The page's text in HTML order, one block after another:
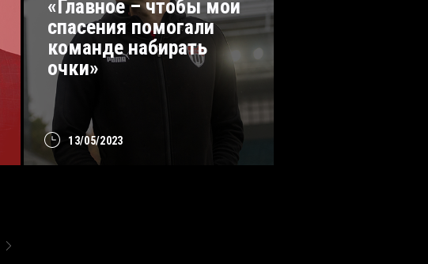
13/05/2023
«Главное – чтобы мои
спасения помогали
команде набирать
очки»